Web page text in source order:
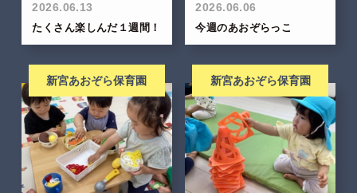
2026.06.13
たくさん楽しんだ１週間！
2026.06.06
今週のあおぞらっこ
新宮あおぞら保育園 新宮あおぞら保育園